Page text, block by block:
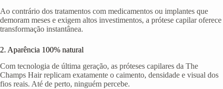
Ao contrário dos tratamentos com medicamentos ou implantes que
demoram meses e exigem altos investimentos, a prótese capilar oferece
transformação instantânea.
2. Aparência 100% natural
Com tecnologia de última geração, as próteses capilares da The
Champs Hair replicam exatamente o caimento, densidade e visual dos
fios reais. Até de perto, ninguém percebe.